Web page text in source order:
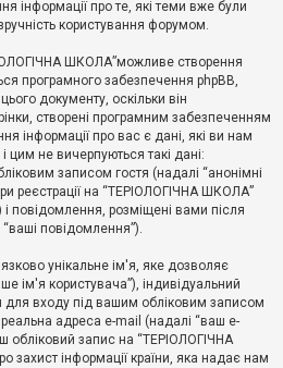
інформації про те, які теми вже були
користування форумом.
ШКОЛА”можливе створення
програмного забезпечення phpBB,
документу, оскільки він
створені програмним забезпеченням
інформації про вас є дані, які ви нам
цим не вичерпуються такі дані:
записом гостя (надалі “анонімні
реєстрації на “ТЕРІОЛОГІЧНА ШКОЛА”
повідомлення, розміщені вами після
“ваші повідомлення”).
унікальне ім'я, яке дозволяє
ім'я користувача”), індивідуальний
для входу під вашим обліковим записом
адреса e-mail (надалі “ваш e-
обліковий запис на “ТЕРІОЛОГІЧНА
інформації країни, яка надає нам